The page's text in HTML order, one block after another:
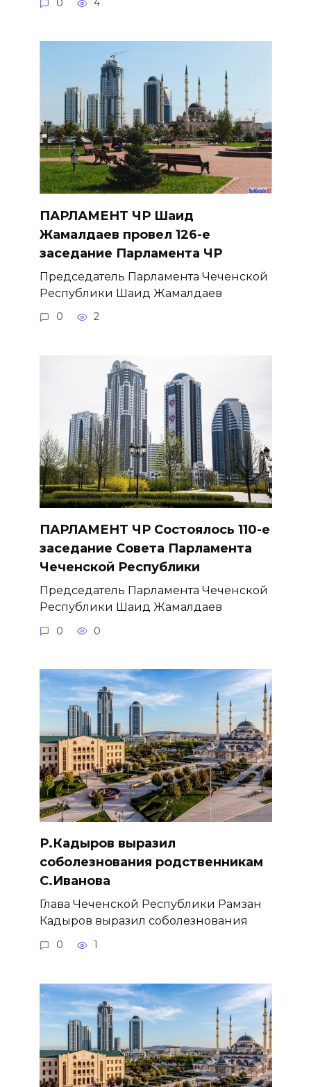
0 4
ПАРЛАМЕНТ ЧР Шаид
Жамалдаев провел 126-е
заседание Парламента ЧР
Председатель Парламента Чеченской
Республики Шаид Жамалдаев
0 2
ПАРЛАМЕНТ ЧР Состоялось 110-е
заседание Совета Парламента
Чеченской Республики
Председатель Парламента Чеченской
Республики Шаид Жамалдаев
0 0
Р.Кадыров выразил
соболезнования родственникам
С.Иванова
Глава Чеченской Республики Рамзан
Кадыров выразил соболезнования
0 1